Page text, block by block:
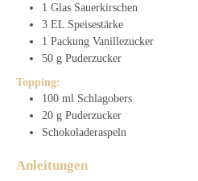
1 Glas Sauerkirschen
3 EL Speisestärke
1 Packung Vanillezucker
50 g Puderzucker
Topping:
100 ml Schlagobers
20 g Puderzucker
Schokoladeraspeln
Anleitungen